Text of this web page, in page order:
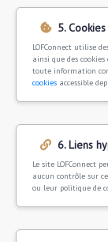
5. Cookies
LOFConnect utilise
ainsi que des
toute information
cookies accessible
6. Liens
Le site LOFConnect
aucun contrôle sur
ou leur politique de